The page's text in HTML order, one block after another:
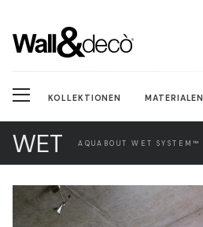
KOLLEKTIONEN MATERIALEN
WET AQUABOUT WET SYSTEM™